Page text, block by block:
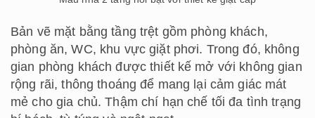
Bản vẽ mặt bằng tầng trệt gồm phòng khách,
phòng ăn, WC, khu vực giặt phơi. Trong đó, không
gian phòng khách được thiết kế mở với không gian
rộng rãi, thông thoáng để mang lại cảm giác mát
mẻ cho gia chủ. Thậm chí hạn chế tối đa tình trạng